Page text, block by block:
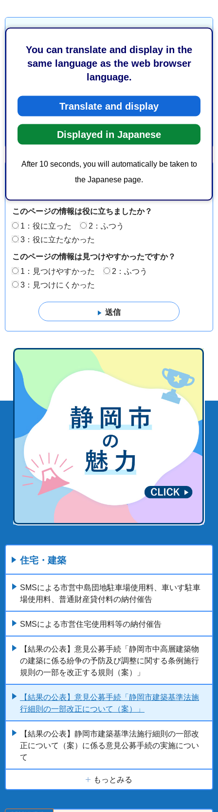
You can translate and display in the
same language as the web browser
language.
Translate and display
Displayed in Japanese
After 10 seconds, you will automatically be taken to
the Japanese page.
都市局建築部建築安全推進課指導係
葵区追手町5-1 静岡庁舎新館5階
ファックス番号：054-221-1135
見をお聞かせください
このページの情報は役に立ちましたか？
1：役に立った
2：ふつう
3：役に立たなかった
このページの情報は見つけやすかったですか？
1：見つけやすかった
2：ふつう
3：見つけにくかった
住宅・建築
SMSによる市営中島団地駐車場使用料、車いす駐車
場使用料、普通財産貸付料の納付催告
SMSによる市営住宅使用料等の納付催告
【結果の公表】意見公募手続「静岡市中高層建築物
の建築に係る紛争の予防及び調整に関する条例施行
規則の一部を改正する規則（案）」
【結果の公表】意見公募手続「静岡市建築基準法施
行細則の一部改正について（案）」
【結果の公表】静岡市建築基準法施行細則の一部改
正について（案）に係る意見公募手続の実施につい
て
もっとみる